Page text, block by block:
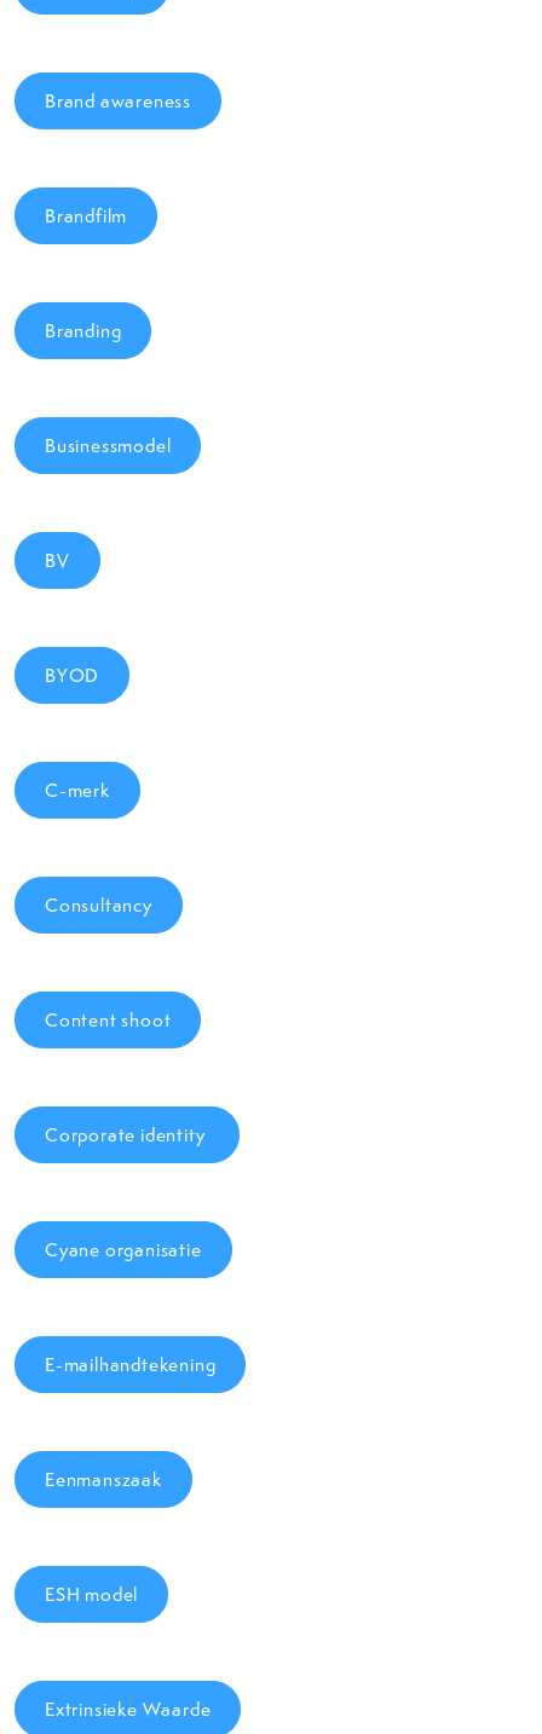
Brand awareness
Brandfilm
Branding
Businessmodel
BV
BYOD
C-merk
Consultancy
Content shoot
Corporate identity
Cyane organisatie
E-mailhandtekening
Eenmanszaak
ESH model
Extrinsieke Waarde